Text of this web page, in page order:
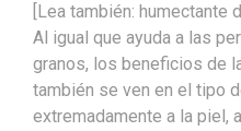
[Lea también: humectante
Al igual que ayuda a las
granos, los beneficios de
también se ven en el tipo
extremadamente a la piel,